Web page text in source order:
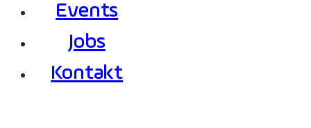
Events
Jobs
Kontakt